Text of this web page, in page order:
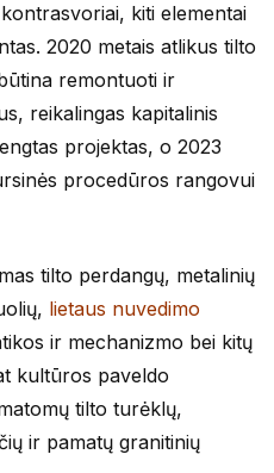
kiti elementai
2020 metais atlikus tilto
remontuoti ir
reikalingas kapitalinis
projektas, o 2023
procedūros rangovui
tilto perdangų, metalinių
lietaus nuvedimo
ir mechanizmo bei kitų
kultūros paveldo
tilto turėklų,
ir pamatų granitinių